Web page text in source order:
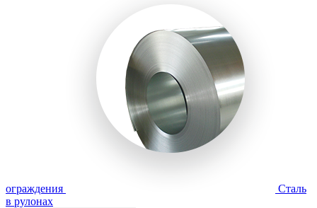
ограждения
Сталь
в рулонах